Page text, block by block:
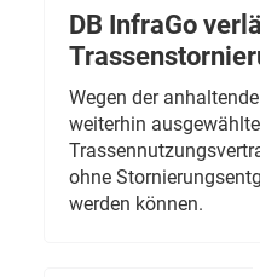
DB InfraGo
Wegen der
weiterhin
ohne
werden können.